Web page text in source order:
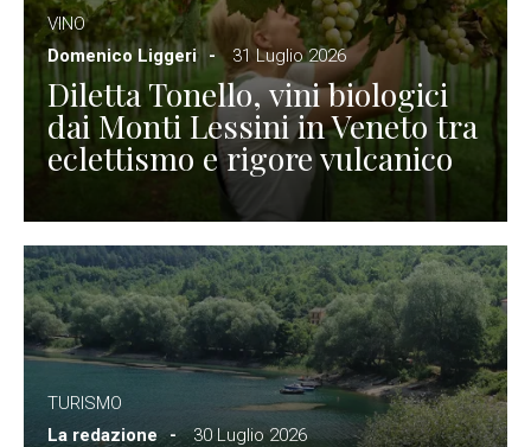
VINO
Domenico Liggeri
31 Luglio 2026
Diletta Tonello, vini biologici
dai Monti Lessini in Veneto tra
eclettismo e rigore vulcanico
TURISMO
La redazione
30 Luglio 2026